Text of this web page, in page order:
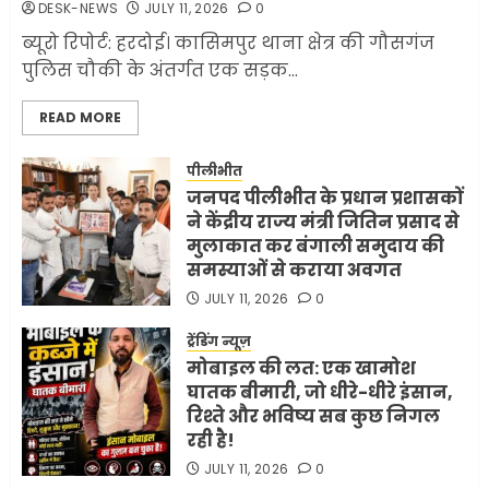
JUNE 1, 2026
3
व्यवहार क्यों?
JUNE 1, 2026 0
4
अमेरिका ने फिर से ईरान को युद्ध
समाप्त करने के लिए भेजी अपनी 5
MAY 18, 2026
भारत-अमेरिका व्यापार समझौता
ट्रंप ने किया एलान
DESK-NEWS JULY 11, 2026 0
ब्यूरो रिपोर्ट: हरदोई। कासिमपुर थाना क्षेत्र की गौसगंज
पुलिस चौकी के अंतर्गत एक सड़क...
READ MORE
पीलीभीत
जनपद पीलीभीत के प्रधान प्रशासकों
ने केंद्रीय राज्य मंत्री जितिन प्रसाद से
मुलाकात कर बंगाली समुदाय की
समस्याओं से कराया अवगत
JULY 11, 2026 0
ट्रेंडिंग न्यूज़
मोबाइल की लत: एक खामोश
घातक बीमारी, जो धीरे-धीरे इंसान,
रिश्ते और भविष्य सब कुछ निगल
रही है!
JULY 11, 2026 0